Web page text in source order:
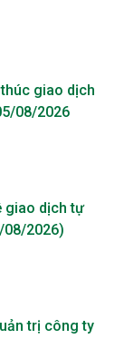
thúc giao dịch
08/2026
giao dịch tự
08/2026)
trị công ty